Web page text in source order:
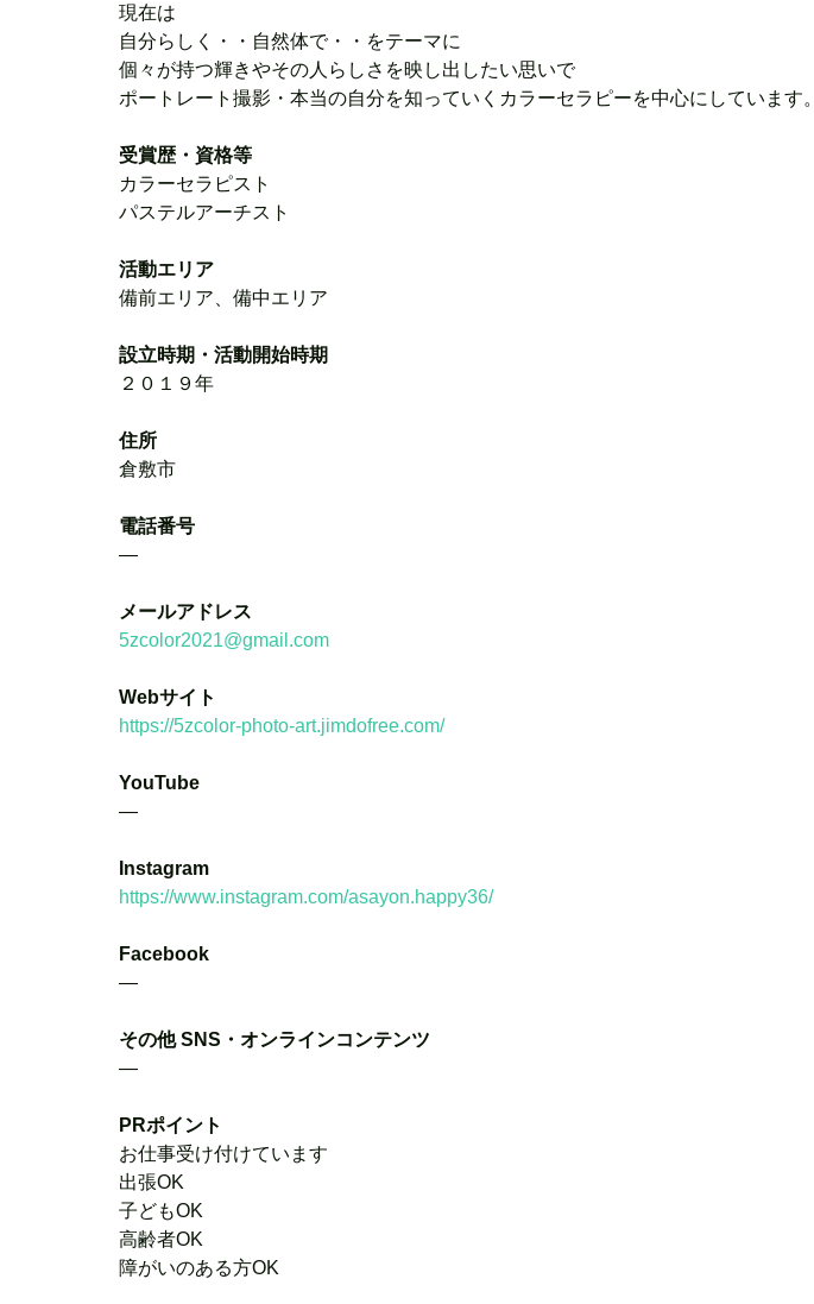
現在は
自分らしく・・自然体で・・をテーマに
個々が持つ輝きやその人らしさを映し出したい思いで
ポートレート撮影・本当の自分を知っていくカラーセラピーを中心にしています。
受賞歴・資格等
カラーセラピスト
パステルアーチスト
活動エリア
備前エリア、備中エリア
設立時期・活動開始時期
２０１９年
住所
倉敷市
電話番号
―
メールアドレス
5zcolor2021@gmail.com
Webサイト
https://5zcolor-photo-art.jimdofree.com/
YouTube
―
Instagram
https://www.instagram.com/asayon.happy36/
Facebook
―
その他 SNS・オンラインコンテンツ
―
PRポイント
お仕事受け付けています
出張OK
子どもOK
高齢者OK
障がいのある方OK